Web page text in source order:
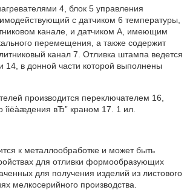
4, блок 5 управления
с датчиком 6 температуры,
канале, и датчиком А, имеющим
перемещения, а также содержит
канал 7. Отливка штампа ведется
14, в донной части которой выполнены
производится переключателем 16,
îiëàæдения вЂ” краном 17. 1 ил.
к металлообработке и может быть
для отливки формообразующих
для получения изделий из листового
мелкосерийного производства.